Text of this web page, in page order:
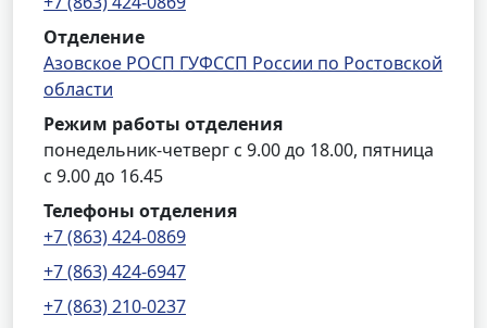
Отделение
Азовское РОСП ГУФССП России по Ростовской
области
Режим работы отделения
понедельник-четверг с 9.00 до 18.00, пятница
с 9.00 до 16.45
Телефоны отделения
+7 (863) 424-0869
+7 (863) 424-6947
+7 (863) 210-0237